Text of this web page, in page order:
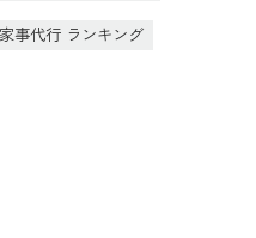
家事代行 ランキング